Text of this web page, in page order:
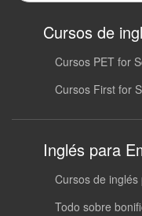
Cursos de
Cursos PET for
Cursos First for
Inglés para
Cursos de
Todo sobre